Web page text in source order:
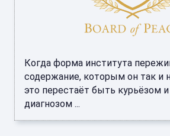
Когда форма института
содержание, которым он так и
это перестаёт быть курьёзом
диагнозом ...